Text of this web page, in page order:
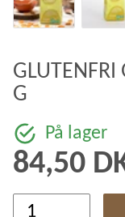
G
På lager
84,50